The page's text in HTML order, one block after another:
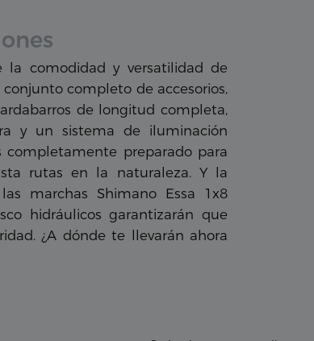
la comodidad y versatilidad de
completo de accesorios,
de longitud completa,
y un sistema de iluminación
preparado para
rutas en la naturaleza. Y la
marchas Shimano Essa 1x8
hidráulicos garantizarán que
¿A dónde te llevarán ahora